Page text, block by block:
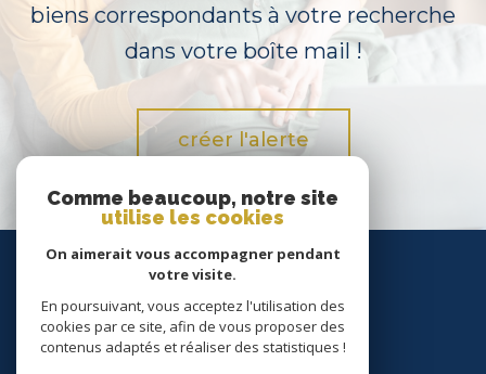
biens correspondants à votre recherche
dans votre boîte mail !
créer l'alerte
Nous
suivre
Comme beaucoup, notre site
utilise les cookies
On aimerait vous accompagner pendant
votre visite.
En poursuivant, vous acceptez l'utilisation des
cookies par ce site, afin de vous proposer des
contenus adaptés et réaliser des statistiques !